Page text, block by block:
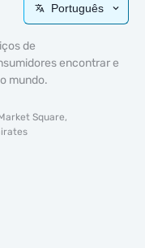
Português
de
encontrar e
mundo.
Square,